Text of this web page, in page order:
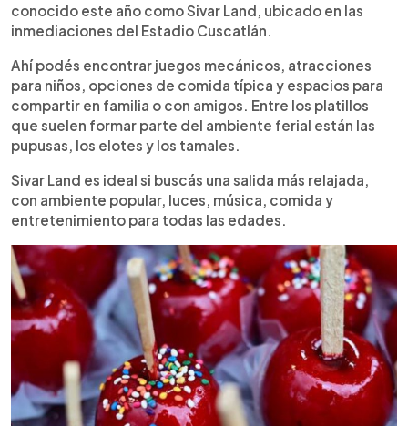
conocido este año como Sivar Land, ubicado en las
inmediaciones del Estadio Cuscatlán.
Ahí podés encontrar juegos mecánicos, atracciones
para niños, opciones de comida típica y espacios para
compartir en familia o con amigos. Entre los platillos
que suelen formar parte del ambiente ferial están las
pupusas, los elotes y los tamales.
Sivar Land es ideal si buscás una salida más relajada,
con ambiente popular, luces, música, comida y
entretenimiento para todas las edades.